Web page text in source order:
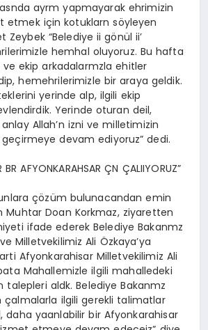
ayrm yapmayarak ehrimizin
etmek için kotuklarn söyleyen
Zeybek “Belediye ii gönül ii’
hemhal oluyoruz. Bu hafta
ekip arkadalarmzla ehitler
hemehrilerimizle bir araya geldik.
yerinde alp, ilgili ekip
Yerinde oturan deil,
Allah’n izni ve milletimizin
devam ediyoruz” dedi.
BR AFYONKARAHSAR ÇN ÇALIIYORUZ”
çözüm bulunacandan emin
Muhtar Doan Korkmaz, ziyaretten
ifade ederek Belediye Bakanmz
Milletvekilimiz Ali Özkaya’ya
Afyonkarahisar Milletvekilimiz Ali
Mahallemizle ilgili mahalledeki
aldk. Belediye Bakanmz
çalmalarla ilgili gerekli talimatlar
daha yaanlabilir bir Afyonkarahisar